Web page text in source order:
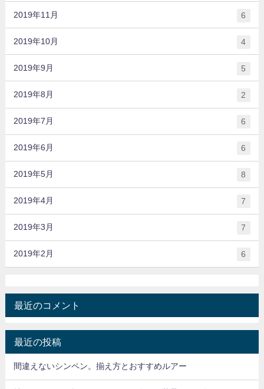
2019年11月 6
2019年10月 4
2019年9月 5
2019年8月 2
2019年7月 6
2019年6月 6
2019年5月 8
2019年4月 7
2019年3月 7
2019年2月 6
最近のコメント
最近の投稿
間違えないシンペン。揃え方とおすすめルアー